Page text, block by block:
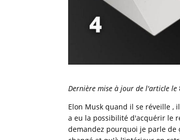
Dernière mise à jour de l'article le
Elon Musk quand il se réveille ,
a eu la possibilité d'acquérir le
demandez pourquoi je parle de